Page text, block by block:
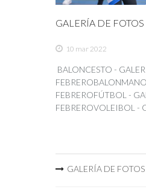
GALERÍA DE
10 mar 2022
BALONCESTO -
FEBREROFÚTBOL -
FEBREROVOLEIBOL -
GALERÍA DE